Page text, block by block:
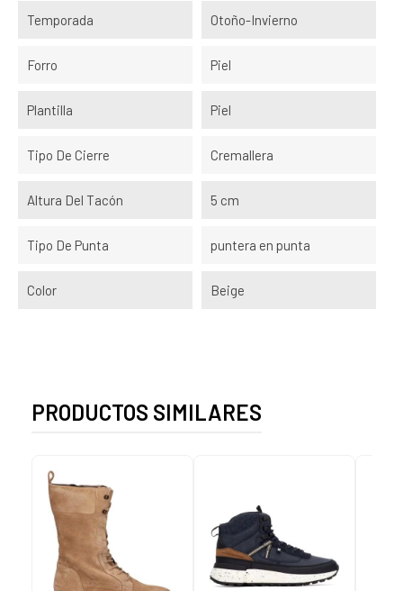
Temporada Otoño-Invierno
Forro Piel
Plantilla Piel
Tipo De Cierre Cremallera
Altura Del Tacón 5 cm
Tipo De Punta puntera en punta
Color Beige
PRODUCTOS SIMILARES